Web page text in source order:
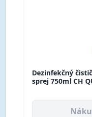
Dezinfekčný
sprej 750ml CH